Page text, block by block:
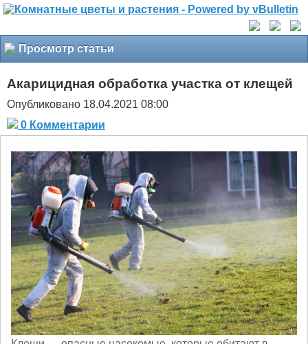
Просмотр статьи
Акарицидная обработка участка от клещей
Опубликовано 18.04.2021 08:00
0 Комментарии